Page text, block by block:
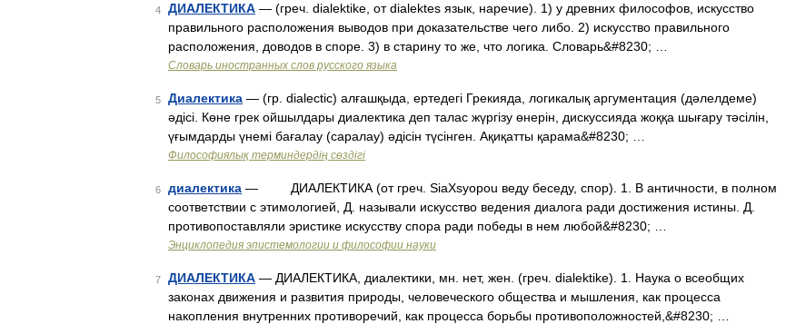
4 ДИАЛЕКТИКА — (греч. dialektike, от dialektes язык, наречие). 1) у древних философов, искусство
правильного расположения выводов при доказательстве чего либо. 2) искусство правильного
расположения, доводов в споре. 3) в старину то же, что логика. Словарь&#8230; …
Словарь иностранных слов русского языка
5 Диалектика — (гр. dialectic) алғашқыда, ертедегі Грекияда, логикалық аргументация (дәлелдеме)
әдісі. Көне грек ойшылдары диалектика деп талас жүргізу өнерін, дискуссияда жоққа шығару тәсілін,
үғымдарды үнемі бағалау (саралау) әдісін түсінген. Ақиқатты қарама&#8230; …
Философиялық терминдердің сөздігі
6 диалектика — ДИАЛЕКТИКА (от греч. SiaXsyopou веду беседу, спор). 1. В античности, в полном
соответствии с этимологией, Д. называли искусство ведения диалога ради достижения истины. Д.
противопоставляли эристике искусству спора ради победы в нем любой&#8230; …
Энциклопедия эпистемологии и философии науки
7 ДИАЛЕКТИКА — ДИАЛЕКТИКА, диалектики, мн. нет, жен. (греч. dialektike). 1. Наука о всеобщих
законах движения и развития природы, человеческого общества и мышления, как процесса
накопления внутренних противоречий, как процесса борьбы противоположностей,&#8230; …